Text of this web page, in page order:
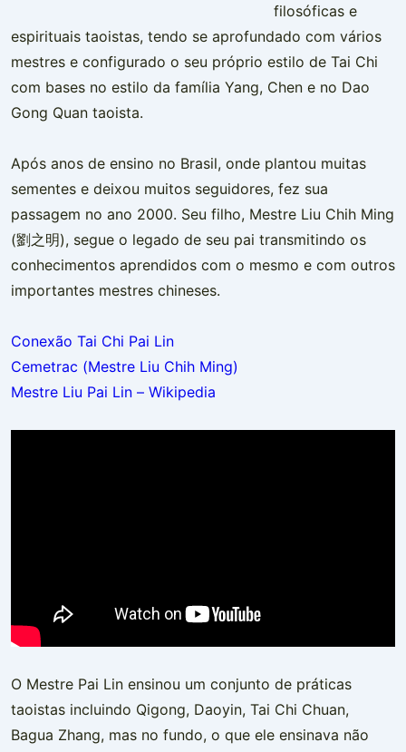
filosóficas e
espirituais taoistas, tendo se aprofundado com vários
mestres e configurado o seu próprio estilo de Tai Chi
com bases no estilo da família Yang, Chen e no Dao
Gong Quan taoista.
​Após anos de ensino no Brasil, onde plantou muitas
sementes e deixou muitos seguidores, fez sua
passagem no ano 2000. Seu filho, Mestre Liu Chih Ming
(劉之明), segue o legado de seu pai transmitindo os
conhecimentos aprendidos com o mesmo e com outros
importantes mestres chineses.
Conexão Tai Chi Pai Lin
Cemetrac (Mestre Liu Chih Ming)
Mestre Liu Pai Lin – Wikipedia
O Mestre Pai Lin ensinou um conjunto de práticas
taoistas incluindo Qigong, Daoyin, Tai Chi Chuan,
Bagua Zhang, mas no fundo, o que ele ensinava não